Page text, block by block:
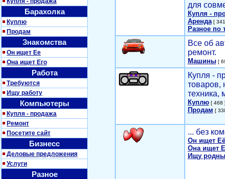
Барахолка
Куплю
Продам
Знакомства
Он ищет Ее
Она ищет Его
Работа
Требуются
Ищу работу
Компьютеры
Купля - продажа
Ремонт
Посетите сайт
Бизнесс
Деловые предложения
Услуги
Разное
для
Купля -
Аренда[
Разное по
Все об
ремонт.
Машины[
Купля -
товаров,
техника,
Куплю[ 468 ]
Продам [
... без
Он ищет Её
Она ищет
Ищу